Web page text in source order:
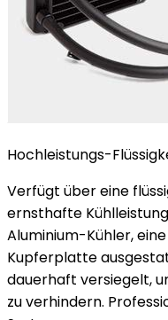
Hochleistungs-
Verfügt über eine
ernsthafte
Aluminium-Kühler,
Kupferplatte
dauerhaft versiegelt,
zu verhindern.